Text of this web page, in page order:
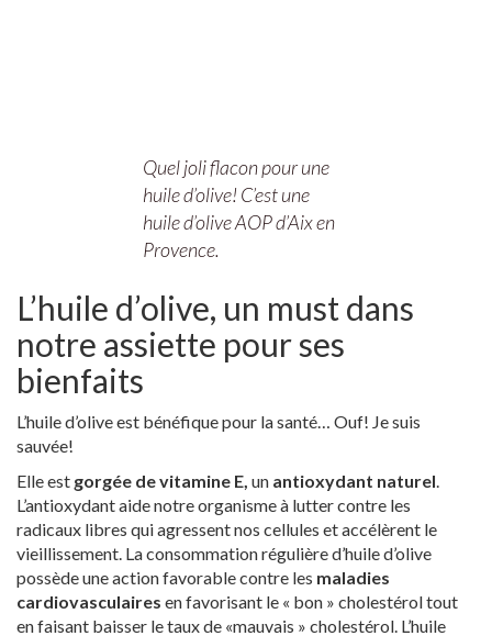
Quel joli flacon pour une
huile d’olive! C’est une
huile d’olive AOP d’Aix en
Provence.
L’huile d’olive, un must dans
notre assiette pour ses
bienfaits
L’huile d’olive est bénéfique pour la santé… Ouf! Je suis
sauvée!
Elle est gorgée de vitamine E, un antioxydant naturel.
L’antioxydant aide notre organisme à lutter contre les
radicaux libres qui agressent nos cellules et accélèrent le
vieillissement. La consommation régulière d’huile d’olive
possède une action favorable contre les maladies
cardiovasculaires en favorisant le « bon » cholestérol tout
en faisant baisser le taux de «mauvais » cholestérol. L’huile